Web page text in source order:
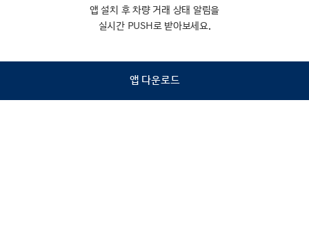
검색
앱 설치 후 차량 거래 상태 알림을
실시간 PUSH로 받아보세요.
앱 다운로드